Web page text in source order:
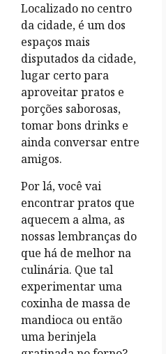
Localizado no centro
da cidade, é um dos
espaços mais
disputados da cidade,
lugar certo para
aproveitar pratos e
porções saborosas,
tomar bons drinks e
ainda conversar entre
amigos.
Por lá, você vai
encontrar pratos que
aquecem a alma, as
nossas lembranças do
que há de melhor na
culinária. Que tal
experimentar uma
coxinha de massa de
mandioca ou então
uma berinjela